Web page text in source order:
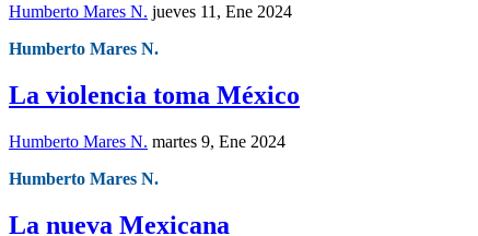
Humberto Mares N. jueves 11, Ene 2024
Humberto Mares N.
La violencia toma México
Humberto Mares N. martes 9, Ene 2024
Humberto Mares N.
La nueva Mexicana